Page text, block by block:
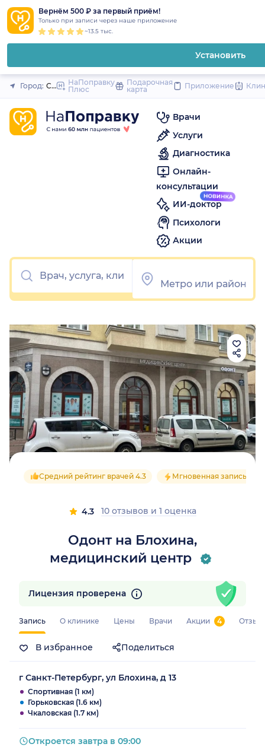
Вернём 500 ₽ за первый приём!
Только при записи через наше приложение
~13.5 тыс.
Установить
Закрыть
Город: Санкт-Петербург
НаПоправку
Плюс
Подарочная
карта
Приложение
Врачи
Услуги
Диагностика
Онлайн-
консультации
ИИ-доктор
Психологи
Акции
Одонт на Блохина,
медицинский центр
Средний рейтинг врачей 4.3 Мгновенная запись
4.3 10 отзывов и 1 оценка
Запись О клинике Цены Врачи Акции 4
В избранное Поделиться
Лицензия проверена
г Санкт-Петербург, ул Блохина, д 13
Спортивная (1 км)
Горьковская (1.6 км)
Чкаловская (1.7 км)
Откроется завтра в 09:00